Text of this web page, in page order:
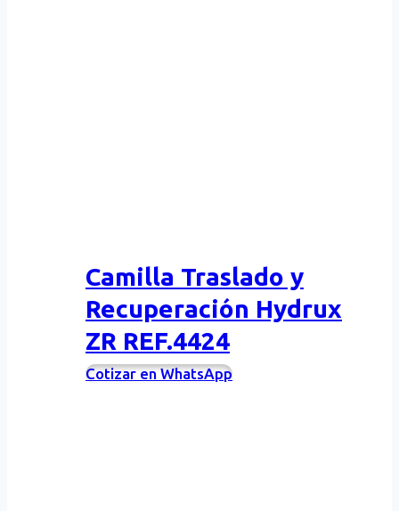
Camilla Traslado y
Recuperación Hydrux
ZR REF.4424
Cotizar en WhatsApp